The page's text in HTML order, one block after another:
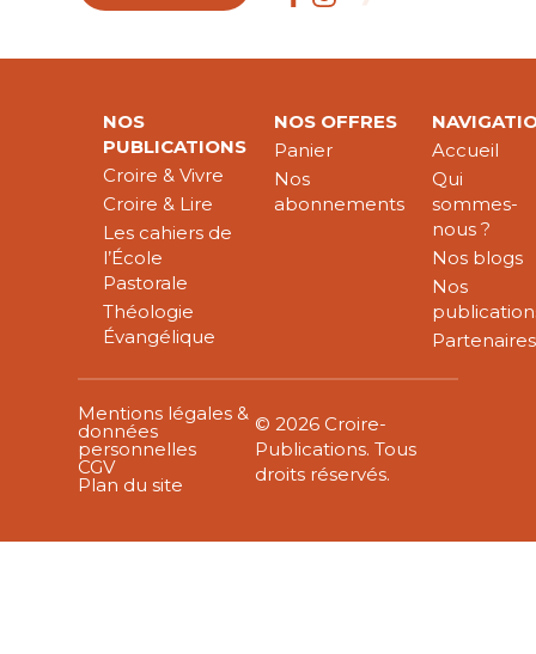
NOS
PUBLICATIONS
Croire & Vivre
Croire & Lire
Les cahiers de
l’École
Pastorale
Théologie
Évangélique
NOS OFFRES
Panier
Nos
abonnements
Accueil
Qui
sommes-
nous ?
Nos blogs
Nos
Partenaires
Mentions légales &
données
personnelles
CGV
Plan du site
© 2026 Croire-
Publications. Tous
droits réservés.